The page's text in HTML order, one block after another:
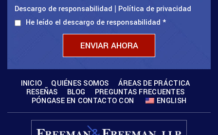
Descargo de responsabilidad
Política de privacidad
He leído el descargo de responsabilidad *
INICIO QUIÉNES SOMOS
ÁREAS DE PRÁCTICA
RESEÑAS
BLOG
PREGUNTAS FRECUENTES
PÓNGASE EN CONTACTO CON
ENGLISH